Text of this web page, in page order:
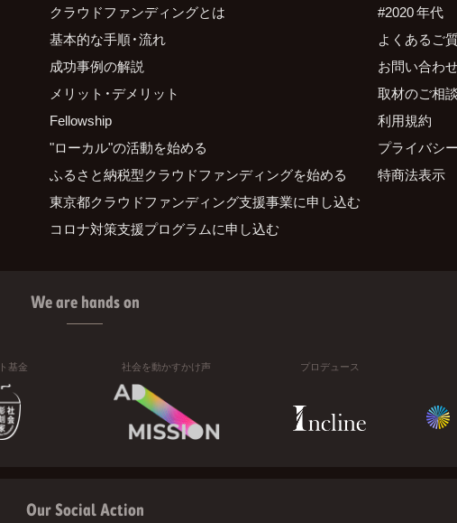
クラウドファンディングとは
基本的な手順・流れ
成功事例の解説
メリット・デメリット
Fellowship
"ローカル"の活動を始める
ふるさと納税型クラウドファンディングを始める
東京都クラウドファンディング支援事業に申し込む
コロナ対策支援プログラムに申し込む
#2020 年代
よくあるご
お問い合わ
取材のご相談
利用規約
プライバシ
特商法表示
We are hands on
基金 社会を動かすかけ声 プロデュース
Our Social Action